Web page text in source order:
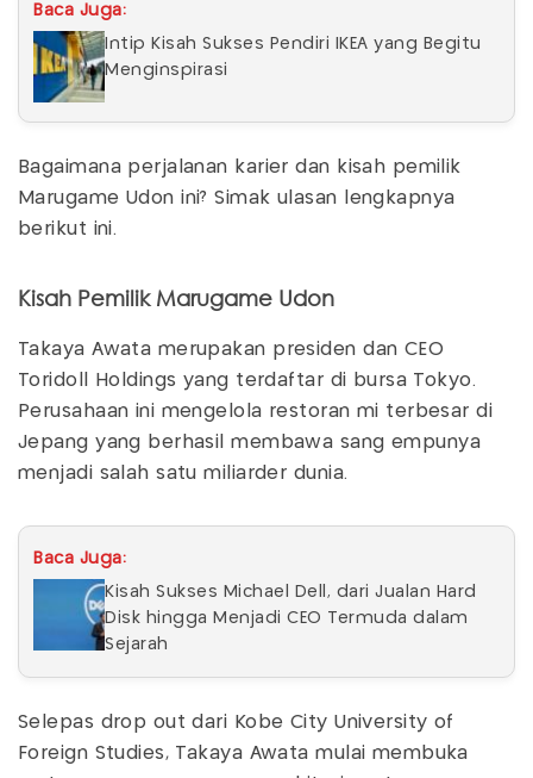
Baca Juga:
Intip Kisah Sukses Pendiri IKEA yang Begitu
Menginspirasi
Bagaimana perjalanan karier dan kisah pemilik
Marugame Udon ini? Simak ulasan lengkapnya
berikut ini.
Kisah Pemilik Marugame Udon
Takaya Awata merupakan presiden dan CEO
Toridoll Holdings yang terdaftar di bursa Tokyo.
Perusahaan ini mengelola restoran mi terbesar di
Jepang yang berhasil membawa sang empunya
menjadi salah satu miliarder dunia.
Baca Juga:
Kisah Sukses Michael Dell, dari Jualan Hard
Disk hingga Menjadi CEO Termuda dalam
Sejarah
Selepas drop out dari Kobe City University of
Foreign Studies, Takaya Awata mulai membuka